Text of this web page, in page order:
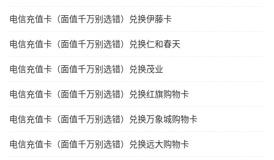
电信充值卡（面值千万别选错）兑换伊藤卡
电信充值卡（面值千万别选错）兑换仁和春天
电信充值卡（面值千万别选错）兑换茂业
电信充值卡（面值千万别选错）兑换红旗购物卡
电信充值卡（面值千万别选错）兑换万象城购物卡
电信充值卡（面值千万别选错）兑换远大购物卡